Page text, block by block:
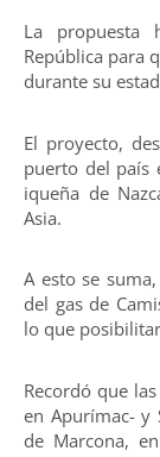
La propuesta
República para
durante su
El proyecto,
puerto del país
iqueña de
Asia.
A esto se
del gas de
lo que
Recordó que
en Apurímac- y
de Marcona,